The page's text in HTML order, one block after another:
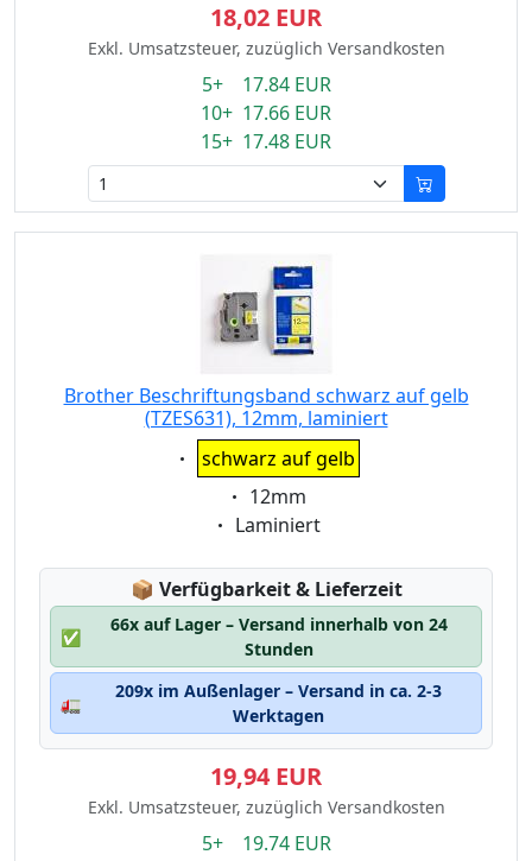
18,02 EUR
Exkl. Umsatzsteuer, zuzüglich Versandkosten
5+ 17.84 EUR
10+ 17.66 EUR
15+ 17.48 EUR
Brother Beschriftungsband schwarz auf gelb
(TZES631), 12mm, laminiert
Eigenschaft:
schwarz auf gelb
Eigenschaft:
12mm
Eigenschaft:
Laminiert
📦 Lagerstatus:
Verfügbarkeit & Lieferzeit
✅
66x auf Lager – Versand innerhalb von 24
Stunden
🚛
209x im Außenlager – Versand in ca. 2-3
Werktagen
19,94 EUR
Exkl. Umsatzsteuer, zuzüglich Versandkosten
5+ 19.74 EUR